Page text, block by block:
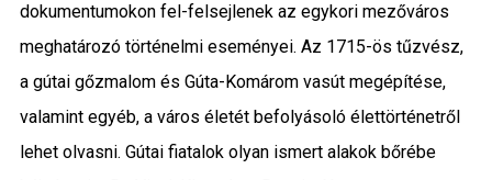
dokumentumokon fel-felsejlenek az egykori mezőváros
meghatározó történelmi eseményei. Az 1715-ös tűzvész,
a gútai gőzmalomés Gúta-Komárom vasút megépítése,
valamint egyéb, a város életét befolyásoló élettörténetről
lehet olvasni. Gútai fiatalok olyan ismert alakok bőrébe